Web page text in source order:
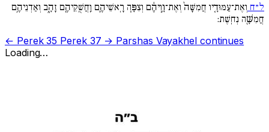
ל״ח וְאֶת־עַמּוּדָ֤יו חֲמִשָּׁה֙ וְאֶת־וָ֣וֵיהֶ֔ם וְצִפָּ֧ה רָֽאשֵׁיהֶ֛ם וַֽחֲשֻֽׁקֵיהֶ֖ם זָהָ֑ב וְאַדְנֵיהֶ֥ם
חֲמִשָּׁ֖ה נְחֽשֶׁת:
← Perek 35 Perek 37 → Parshas Vayakhel continues
Loading…